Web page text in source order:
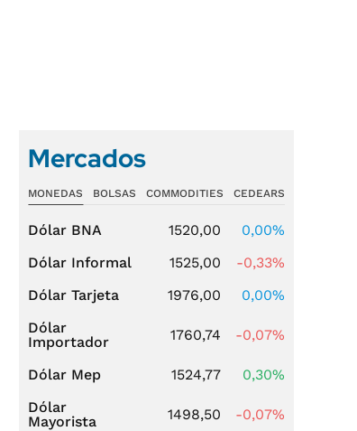
Mercados
MONEDAS BOLSAS COMMODITIES CEDEARS
Dólar BNA 1520,00
0,00%
Dólar Informal
1525,00
-0,33%
Dólar Tarjeta
1976,00
0,00%
Dólar
Importador
1760,74 -0,07%
Dólar Mep 1524,77
0,30%
Dólar
Mayorista
1498,50 -0,07%